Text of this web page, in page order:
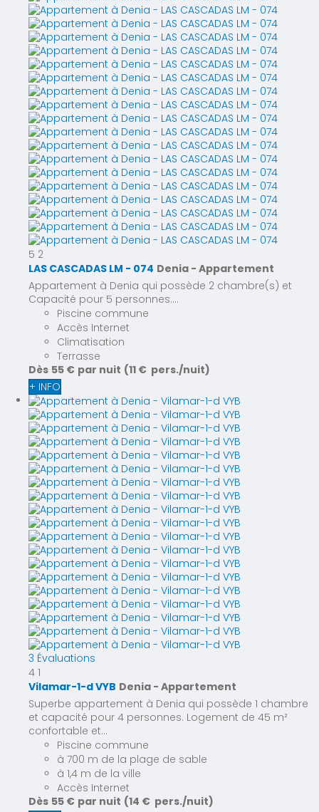
5 2
LAS CASCADAS LM - 074 Denia - Appartement
Appartement à Denia qui possède 2 chambre(s) et
Capacité pour 5 personnes....
Piscine commune
Accès Internet
Climatisation
Terrasse
Dès 55 € par nuit (11 € pers./nuit)
+ INFO
3 Évaluations
4 1
Vilamar-1-d VYB Denia - Appartement
Superbe appartement à Denia qui possède 1 chambre
et capacité pour 4 personnes. Logement de 45 m²
confortable et...
Piscine commune
à 700 m de la plage de sable
à 1,4 m de la ville
Accès Internet
Dès 55 € par nuit (14 € pers./nuit)